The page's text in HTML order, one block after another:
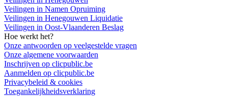
Veilingen in Namen Opruiming
Veilingen in Henegouwen Liquidatie
Veilingen in Oost-Vlaanderen Beslag
Hoe werkt het?
Onze antwoorden op veelgestelde vragen
Onze algemene voorwaarden
Inschrijven op clicpublic.be
Aanmelden op clicpublic.be
Privacybeleid & cookies
Toegankelijkheidsverklaring